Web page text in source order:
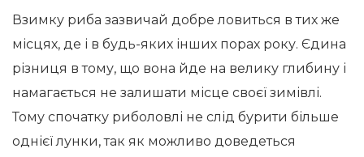
Взимку риба зазвичай добре ловиться в тих же
місцях, де і в будь-яких інших порах року. Єдина
різниця в тому, що вона йде на велику глибину і
намагається не залишати місце своєї зимівлі.
Тому спочатку риболовлі не слід бурити більше
однієї лунки, так як можливо доведеться